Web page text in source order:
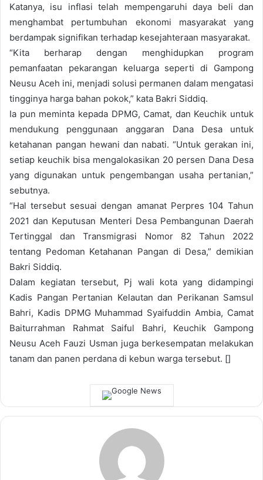
Katanya, isu inflasi telah mempengaruhi daya beli dan
menghambat pertumbuhan ekonomi masyarakat yang
berdampak signifikan terhadap kesejahteraan masyarakat.
“Kita berharap dengan menghidupkan program
pemanfaatan pekarangan keluarga seperti di Gampong
Neusu Aceh ini, menjadi solusi permanen dalam mengatasi
tingginya harga bahan pokok,” kata Bakri Siddiq.
Ia pun meminta kepada DPMG, Camat, dan Keuchik untuk
mendukung penggunaan anggaran Dana Desa untuk
ketahanan pangan hewani dan nabati. “Untuk gerakan ini,
setiap keuchik bisa mengalokasikan 20 persen Dana Desa
yang digunakan untuk pengembangan usaha pertanian,”
sebutnya.
“Hal tersebut sesuai dengan amanat Perpres 104 Tahun
2021 dan Keputusan Menteri Desa Pembangunan Daerah
Tertinggal dan Transmigrasi Nomor 82 Tahun 2022
tentang Pedoman Ketahanan Pangan di Desa,” demikian
Bakri Siddiq.
Dalam kegiatan tersebut, Pj wali kota yang didampingi
Kadis Pangan Pertanian Kelautan dan Perikanan Samsul
Bahri, Kadis DPMG Muhammad Syaifuddin Ambia, Camat
Baiturrahman Rahmat Saiful Bahri, Keuchik Gampong
Neusu Aceh Fauzi Usman juga berkesempatan melakukan
tanam dan panen perdana di kebun warga tersebut. []